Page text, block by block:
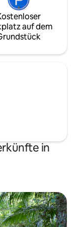
auf dem
in